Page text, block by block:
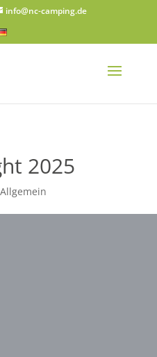
info@nc-camping.de
2025
Allgemein